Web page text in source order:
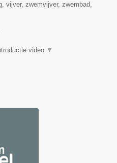
vijver, zwemvijver, zwembad,
video ▼